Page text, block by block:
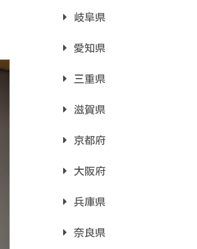
岐阜県
愛知県
三重県
滋賀県
京都府
大阪府
兵庫県
奈良県